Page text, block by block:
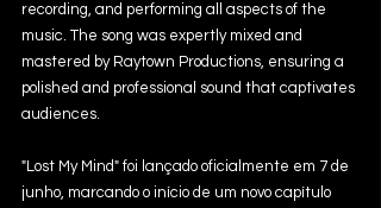
recording, and performing all aspects of the
music. The song was expertly mixed and
mastered by Raytown Productions, ensuring a
polished and professional sound that captivates
audiences.
"Lost My Mind" foi lançado oficialmente em 7 de
junho, marcando o início de um novo capítulo